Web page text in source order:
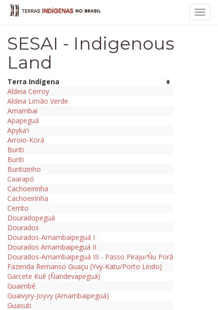
SESAI - Indigenous
Land
Terra Indígena
Aldeia Cerroy
Aldeia Limão Verde
Amambai
Apapeguá
Apyka'i
Arroio-Korá
Buriti
Buriti
Buritizinho
Caarapó
Cachoeirinha
Cachoeirinha
Cerrito
Douradopeguá
Dourados
Dourados-Amambaipeguá I
Dourados Amambaipeguá II
Dourados-Amambaipeguá III - Passo Piraju/Ñu Porã
Fazenda Remanso Guaçu (Yvy-Katu/Porto Lindo)
Garcete Kuê (Ñandevapeguá)
Guaimbé
Guaivyry-Joyvy (Amambaipeguá)
Guasuti